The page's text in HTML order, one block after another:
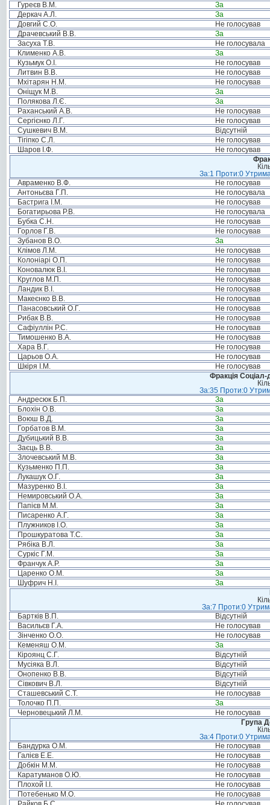
Гуреєв В.М.
За
Деркач А.Л.
За
Довгий С.О.
Не голосував
Драчевський В.В.
За
Засуха Т.В.
Не голосувала
Клименко А.В.
За
Кузьмук О.І.
Не голосував
Литвин В.В.
Не голосував
Мхітарян Н.М.
Не голосував
Оніщук М.В.
За
Полякова Л.Є.
За
Раханський А.В.
Не голосував
Сергієнко Л.Г.
Не голосував
Сушкевич В.М.
Відсутній
Тігіпко С.Л.
Не голосував
Шаров І.Ф.
Не голосував
За:1 Проти:0
Авраменко В.Ф.
Не голосував
Антоньєва Г.П.
Не голосувала
Бастрига І.М.
Не голосував
Богатирьова Р.В.
Не голосувала
Бубка С.Н.
Не голосував
Горлов Г.В.
Не голосував
Зубанов В.О.
За
Клімов Л.М.
Не голосував
Колоніарі О.П.
Не голосував
Коновалюк В.І.
Не голосував
Круглов М.П.
Не голосував
Ландик В.І.
Не голосував
Макеєнко В.В.
Не голосував
Панасовський О.Г.
Не голосував
Рибак В.В.
Не голосував
Сафіуллін Р.С.
Не голосував
Тимошенко В.А.
Не голосував
Хара В.Г.
Не голосував
Царьов О.А.
Не голосував
Шкіря І.М.
Не голосував
Фракція Соціал-
За:35 Проти:0
Андресюк Б.П.
За
Блохін О.В.
За
Воюш В.Д.
За
Горбатов В.М.
За
Дубицький В.В.
За
Заєць В.В.
За
Злочевський М.В.
За
Кузьменко П.П.
За
Лукашук О.Г.
За
Мазуренко В.І.
За
Немировський О.А.
За
Папієв М.М.
За
Писаренко А.Г.
За
Плужников І.О.
За
Прошкуратова Т.С.
За
Рябіка В.Л.
За
Суркіс Г.М.
За
Франчук А.Р.
За
Царенко О.М.
За
Шуфрич Н.І.
За
За:7 Проти:0
Бартків В.П.
Відсутній
Васильєв Г.А.
Не голосував
Зінченко О.О.
Не голосував
Кеменяш О.М.
За
Кіроянц С.Г.
Відсутній
Мусіяка В.Л.
Відсутній
Онопенко В.В.
Відсутній
Сівкович В.Л.
Відсутній
Сташевський С.Т.
Не голосував
Толочко П.П.
За
Черновецький Л.М.
Не голосував
Група
За:4 Проти:0
Бандурка О.М.
Не голосував
Галієв Е.Е.
Не голосував
Добкін М.М.
Не голосував
Каратуманов О.Ю.
Не голосував
Плохой І.І.
Не голосував
Потебенько М.О.
Не голосував